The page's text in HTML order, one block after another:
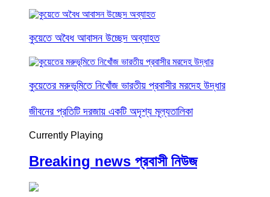
কুয়েতে অবৈধ আবাসন উচ্ছেদ অব্যাহত
কুয়েতের মরুভূমিতে নিখোঁজ ভারতীয় প্রবাসীর মরদেহ উদ্ধার
জীবনের প্রতিটি দরজায় একটি অদৃশ্য মূল্যতালিকা
Currently Playing
Breaking news প্রবাসী নিউজ